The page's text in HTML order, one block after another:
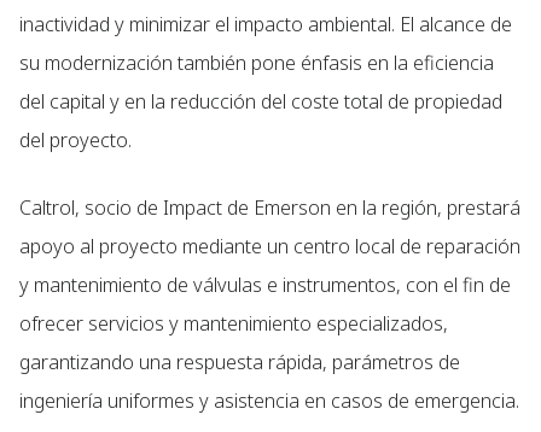
inactividad y minimizar el impacto ambiental. El alcance de
su modernización también pone énfasis en la eficiencia
del capital y en la reducción del coste total de propiedad
del proyecto.
Caltrol, socio de Impact de Emerson en la región, prestará
apoyo al proyecto mediante un centro local de reparación
y mantenimiento de válvulas e instrumentos, con el fin de
ofrecer servicios y mantenimiento especializados,
garantizando una respuesta rápida, parámetros de
ingeniería uniformes y asistencia en casos de emergencia.